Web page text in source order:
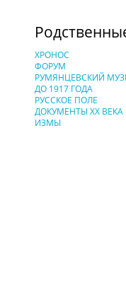
ХРОНОС
ФОРУМ
РУМЯНЦЕВСКИЙ
ДО 1917 ГОДА
РУССКОЕ ПОЛЕ
ДОКУМЕНТЫ XX ВЕКА
ИЗМЫ